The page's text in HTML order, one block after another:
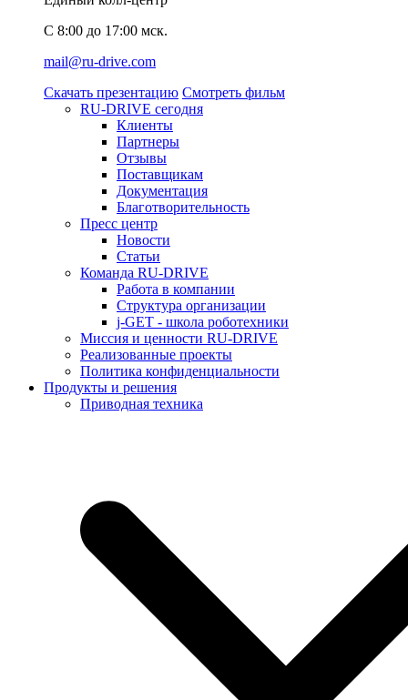
C 8:00 до 17:00 мск.
mail@ru-drive.com
Скачать презентацию Смотреть фильм
RU-DRIVE сегодня
Клиенты
Партнеры
Отзывы
Поставщикам
Документация
Благотворительность
Пресс центр
Новости
Статьи
Команда RU-DRIVE
Работа в компании
Структура организации
j-GET - школа роботехники
Миссия и ценности RU-DRIVE
Реализованные проекты
Политика конфиденциальности
Продукты и решения
Приводная техника